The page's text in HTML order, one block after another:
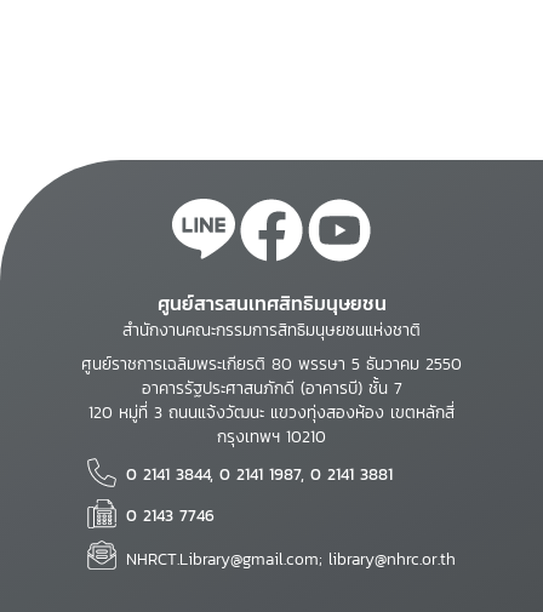
ศูนย์สารสนเทศสิทธิมนุษยชน
สำนักงานคณะกรรมการสิทธิมนุษยชนแห่งชาติ
ศูนย์ราชการเฉลิมพระเกียรติ 80 พรรษา 5 ธันวาคม 2550
อาคารรัฐประศาสนภักดี (อาคารบี) ชั้น 7
120 หมู่ที่ 3 ถนนแจ้งวัฒนะ แขวงทุ่งสองห้อง เขตหลักสี่
กรุงเทพฯ 10210
0 2141 3844, 0 2141 1987, 0 2141 3881
0 2143 7746
NHRCT.Library@gmail.com; library@nhrc.or.th